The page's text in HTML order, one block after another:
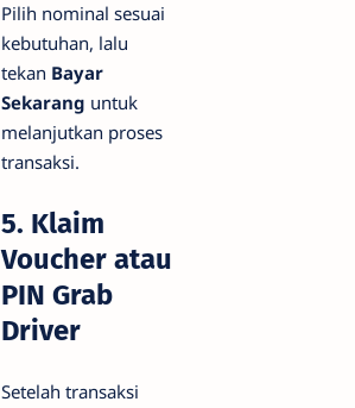
Pilih nominal sesuai
kebutuhan, lalu
tekan Bayar
Sekarang untuk
melanjutkan proses
transaksi.
5. Klaim
Voucher atau
PIN Grab
Driver
Setelah transaksi